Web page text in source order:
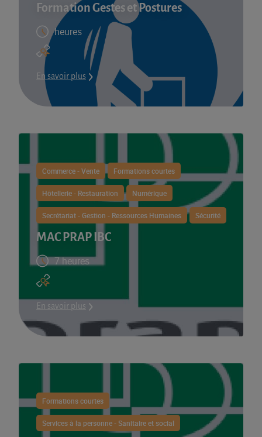
Formation Gestes et Postures
heures
En savoir plus
Commerce - Vente Formations courtes
Hôtellerie - Restauration Numérique
Secrétariat - Gestion - Ressources Humaines Sécurité
MAC PRAP IBC
7 heures
En savoir plus
Formations courtes
Services à la personne - Sanitaire et social